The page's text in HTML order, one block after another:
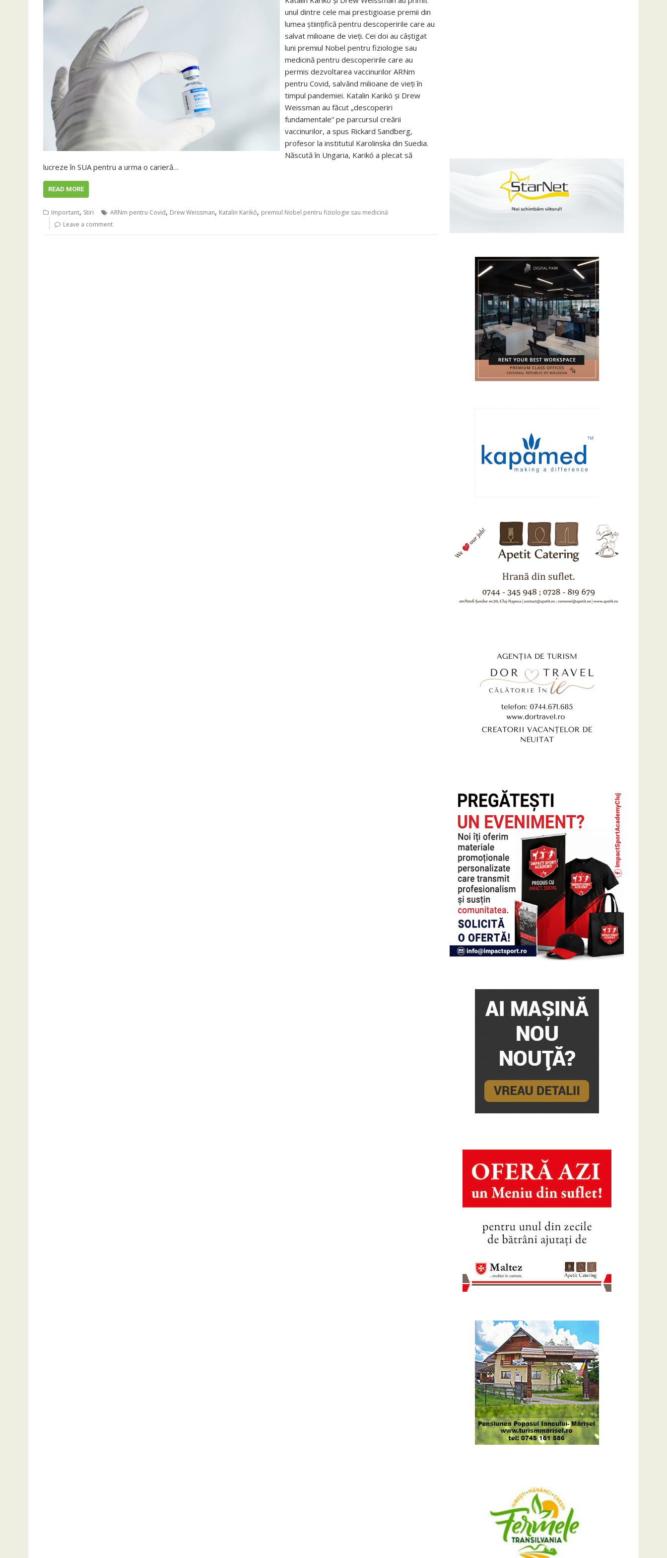
unul dintre cele mai prestigioase premii din
lumea științifică pentru descoperirile care au
salvat milioane de vieți. Cei doi au câștigat
luni premiul Nobel pentru fiziologie sau
medicină pentru descoperirile care au
permis dezvoltarea vaccinurilor ARNm
pentru Covid, salvând milioane de vieți în
timpul pandemiei. Katalin Karikó și Drew
Weissman au făcut „descoperiri
fundamentale” pe parcursul creării
vaccinurilor, a spus Rickard Sandberg,
profesor la institutul Karolinska din Suedia.
Născută în Ungaria, Karikó a plecat să
lucreze în SUA pentru a urma o carieră…
READ MORE
Important, Stiri ARNm pentru Covid, Drew Weissman, Katalin Karikó, premiul Nobel pentru fiziologie sau medicină
Leave a comment